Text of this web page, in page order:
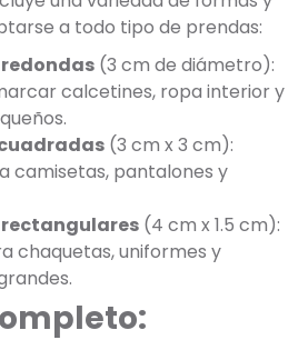
a todo tipo de prendas:
(3 cm de diámetro):
calcetines, ropa interior y
(3 cm x 3 cm):
camisetas, pantalones y
(4 cm x 1.5 cm):
chaquetas, uniformes y